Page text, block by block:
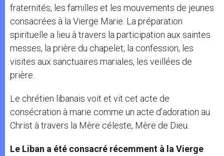
fraternités, les familles et les mouvements de jeunes
consacrées à la Vierge Marie. La préparation
spirituelle a lieu à travers la participation aux saintes
messes, la prière du chapelet, la confession, les
visites aux sanctuaires mariales, les veillées de
prière.
Le chrétien libanais voit et vit cet acte de
consécration à marie comme un acte d’adoration au
Christ à travers la Mère céleste, Mère de Dieu.
Le Liban a été consacré récemment à la Vierge